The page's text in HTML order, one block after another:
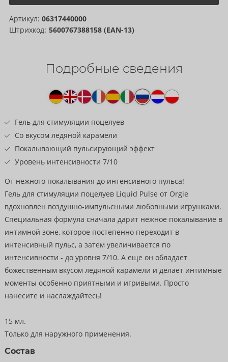
Артикул: 06317440000
Штрихкод: 5600767388158 (EAN-13)
Подробные сведения
товару
Гель для стимуляции поцелуев
Со вкусом ледяной карамели
Покалывающий пульсирующий эффект
Уровень интенсивности 7/10
От нежного покалывания до интенсивного пульса!
Гель для стимуляции поцелуев Liquid Pulse от Orgie
вдохновлен воздушно-импульсными любовными игрушками.
Специальная формула сначала дарит нежное покалывание в
интимной зоне, которое постепенно переходит в
интенсивный пульс, а затем увеличивается по
интенсивности - до уровня 7/10. А еще он обладает
божественным вкусом ледяной карамели и делает интимные
моменты особенно приятными и игривыми. Просто
нанесите и наслаждайтесь!
15 мл.
Только для наружного применения.
Состав